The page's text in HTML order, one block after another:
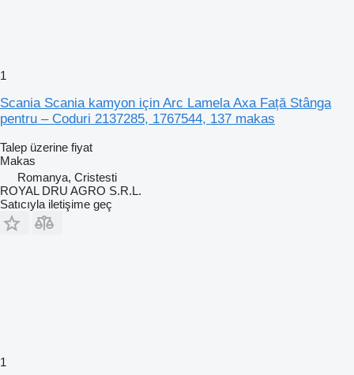
1
Scania Scania kamyon için Arc Lamela Axa Față Stânga
pentru – Coduri 2137285, 1767544, 137 makas
Talep üzerine fiyat
Makas
Romanya, Cristesti
ROYAL DRU AGRO S.R.L.
Satıcıyla iletişime geç
1